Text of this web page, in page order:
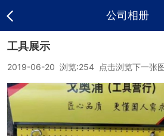
公司相册
网
站
首
页
公
司
介
供
应 新
工具展示
2019-06-20 浏览:254 点击浏览下一张